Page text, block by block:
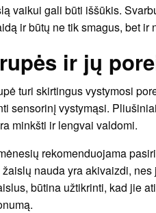
vaikui gali būti iššūkis.
ir būtų ne tik smagus, bet ir
ir jų
turi skirtingus vystymosi
sensorinį vystymąsi.
minkšti ir lengvai valdomi.
rekomenduojama
nauda yra akivaizdi,
būtina užtikrinti, kad jie